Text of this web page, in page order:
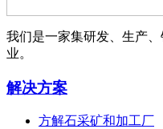
我们是一家集研发、生产
业。
解决方案
方解石采矿和加工厂